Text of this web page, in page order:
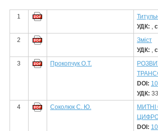
1
УДК: ,
2
Зміст
УДК: ,
3
Прокопчук О.Т.
DOI:
УДК:
4
Соколюк С. Ю.
МИТНІ
DOI: